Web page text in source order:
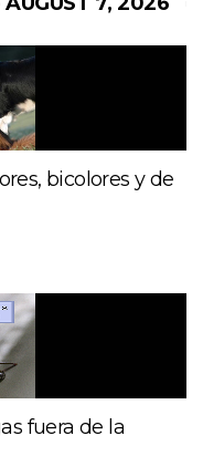
bicolores y de
fuera de la